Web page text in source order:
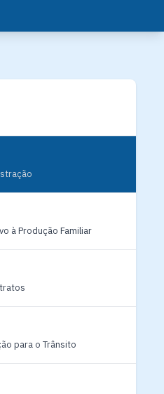
à Produção Familiar
para o Trânsito